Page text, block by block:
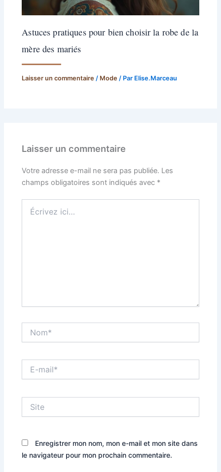
Astuces pratiques pour bien choisir la robe de la
mère des mariés
Laisser un commentaire / Mode / Par Elise.Marceau
Laisser un commentaire
Votre adresse e-mail ne sera pas publiée. Les
champs obligatoires sont indiqués avec *
ici…
mail*
Enregistrer mon nom, mon e-mail et mon site dans
le navigateur pour mon prochain commentaire.